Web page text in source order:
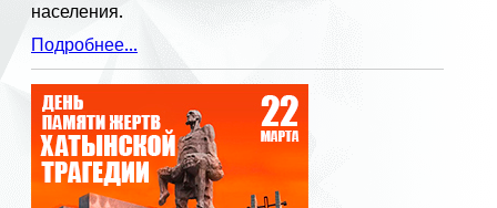
населения.
Подробнее...